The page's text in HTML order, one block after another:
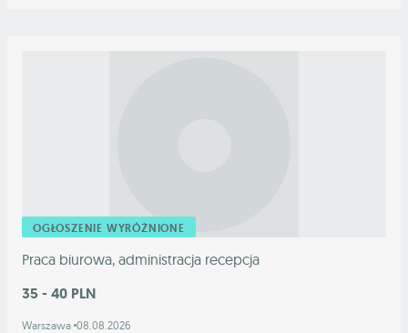
OGŁOSZENIE WYRÓŻNIONE
Praca biurowa, administracja recepcja
35 - 40 PLN
Warszawa 08.08.2026